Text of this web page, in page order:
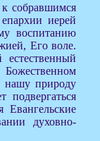
собравшимся
епархии иерей
воспитанию
Его воле.
нашу природу
духовно-